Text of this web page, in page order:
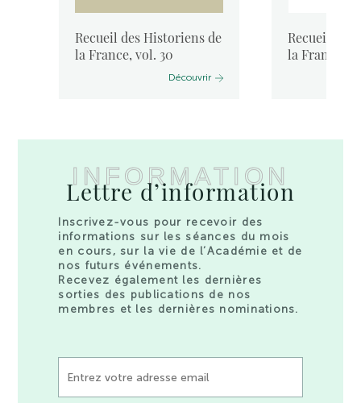
Recueil des Historiens de
la France, vol. 30
Découvrir
Recueil des
la France,
INFORMATION
Lettre d’information
Inscrivez-vous pour recevoir des
informations sur les séances du mois
en cours, sur la vie de l’Académie et de
nos futurs événements.
Recevez également les dernières
sorties des publications de nos
membres et les dernières nominations.